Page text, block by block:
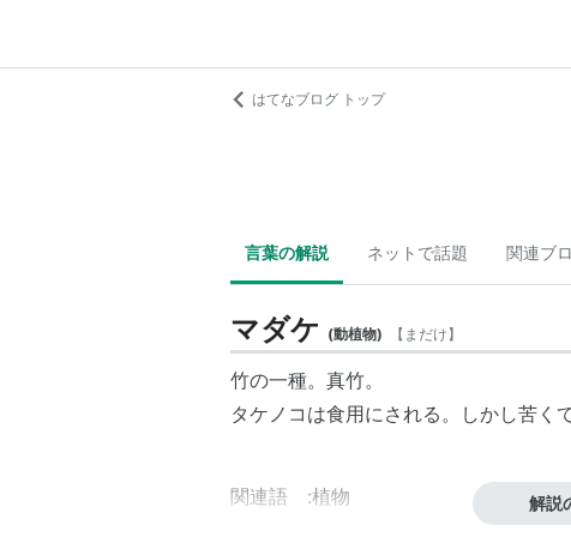
はてなブログ トップ
言葉の解説 ネットで話題 関連ブ
マダケ (動植物) 【 まだけ】
竹の一種。真竹。
タケノコは食用にされる。しかし苦く
関連語 :植物 解説